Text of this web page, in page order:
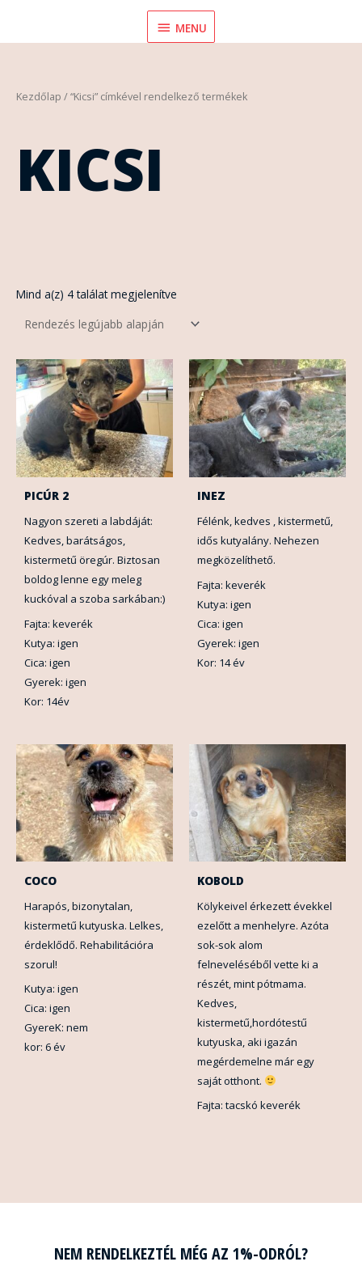
MENU
MENU
Kezdőlap / “Kicsi” címkével rendelkező termékek
KICSI
Mind a(z) 4 találat megjelenítve
Sorted
by
PICÚR 2
Nagyon szereti a labdáját:
Kedves, barátságos,
kistermetű öregúr. Biztosan
boldog lenne egy meleg
kuckóval a szoba sarkában:)
Fajta: keverék
Kutya: igen
Cica: igen
Gyerek: igen
Kor: 14év
INEZ
Félénk, kedves , kistermetű,
idős kutyalány. Nehezen
megközelíthető.
Fajta: keverék
Kutya: igen
Cica: igen
Gyerek: igen
Kor: 14 év
COCO
Harapós, bizonytalan,
kistermetű kutyuska. Lelkes,
érdeklődő. Rehabilitációra
szorul!
Kutya: igen
Cica: igen
GyereK: nem
kor: 6 év
KOBOLD
Kölykeivel érkezett évekkel
ezelőtt a menhelyre. Azóta
sok-sok alom
felneveléséből vette ki a
részét, mint pótmama.
Kedves,
kistermetű,hordótestű
kutyuska, aki igazán
megérdemelne már egy
saját otthont.
Fajta: tacskó keverék
NEM RENDELKEZTÉL MÉG AZ 1%-ODRÓL?